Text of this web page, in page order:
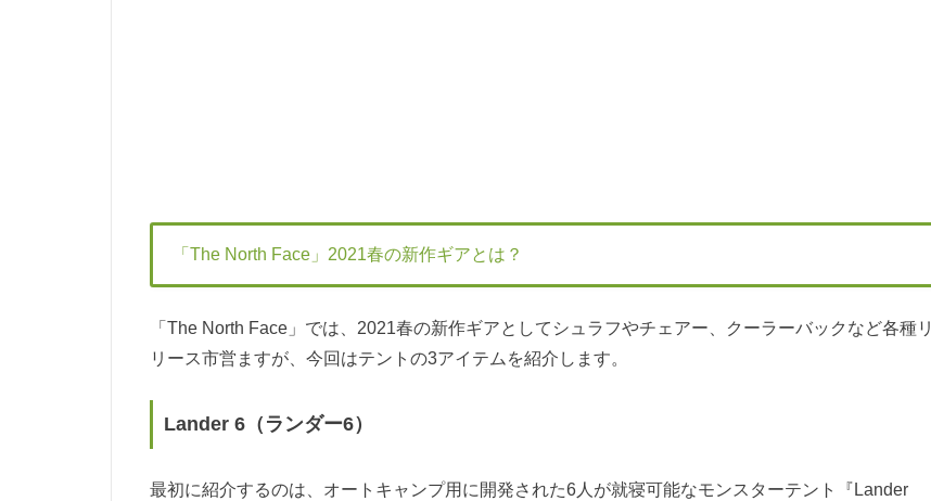
「The North Face」2021春の新作ギアとは？
「The North Face」では、2021春の新作ギアとしてシュラフやチェアー、クーラーバックなど各種リ
リース市営ますが、今回はテントの3アイテムを紹介します。
Lander 6（ランダー6）
最初に紹介するのは、オートキャンプ用に開発された6人が就寝可能なモンスターテント『Lander